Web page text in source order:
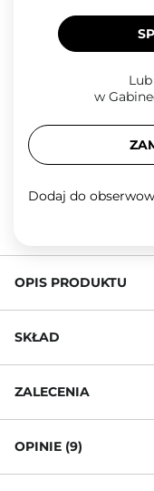
w
Dodaj do
OPIS PRODUKTU
SKŁAD
ZALECENIA
OPINIE (9)